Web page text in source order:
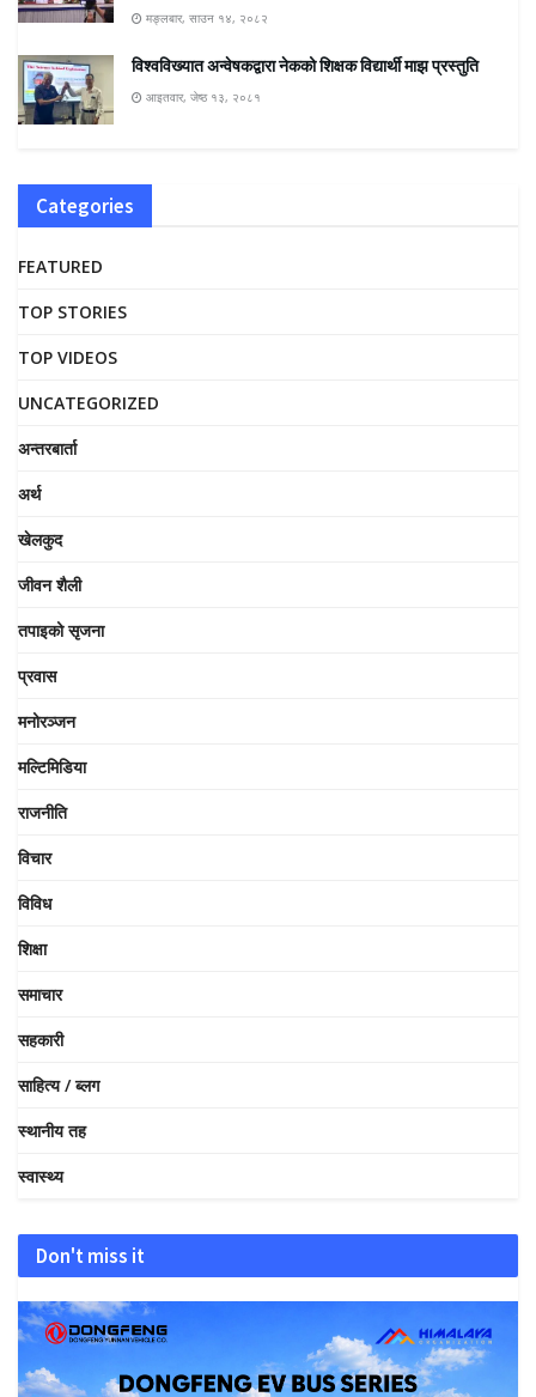
मङ्लबार, साउन १४, २०८२
विश्वविख्यात अन्वेषकद्वारा नेकको शिक्षक विद्यार्थी माझ प्रस्तुति
आइतवार, जेष्ठ १३, २०८१
Categories
FEATURED
TOP STORIES
TOP VIDEOS
UNCATEGORIZED
अन्तरबार्ता
अर्थ
खेलकुद
जीवन शैली
तपाइको सृजना
प्रवास
मनोरञ्जन
मल्टिमिडिया
राजनीति
विचार
विविध
शिक्षा
समाचार
सहकारी
साहित्य / ब्लग
स्थानीय तह
स्वास्थ्य
Don't miss it